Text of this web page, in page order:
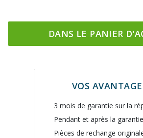
DANS LE PANIER
VOS
3 mois de garantie sur la
Pendant et après la garantie
Pièces de rechange